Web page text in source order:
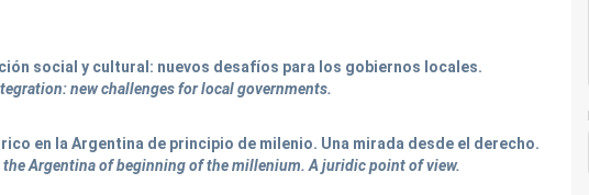
social y cultural: nuevos desafíos para los gobiernos locales.
new challenges for local governments.
en la Argentina de principio de milenio. Una mirada desde el derecho.
Argentina of beginning of the millenium. A juridic point of view.